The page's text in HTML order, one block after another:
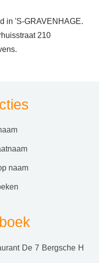
in 'S-GRAVENHAGE.
210
naam
De 7 Bergsche H